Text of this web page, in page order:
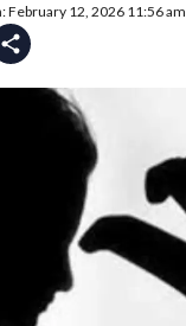
February 12, 2026 11:56 am